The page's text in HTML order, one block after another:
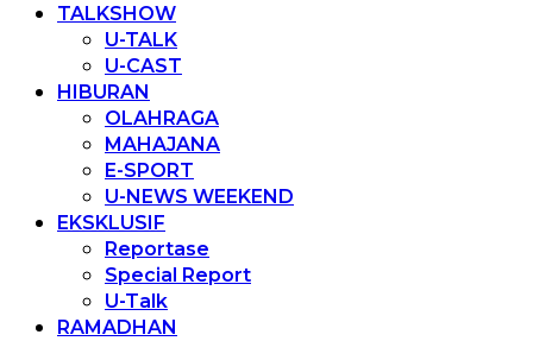
TALKSHOW
U-TALK
U-CAST
HIBURAN
OLAHRAGA
MAHAJANA
E-SPORT
U-NEWS WEEKEND
EKSKLUSIF
Reportase
Special Report
U-Talk
RAMADHAN